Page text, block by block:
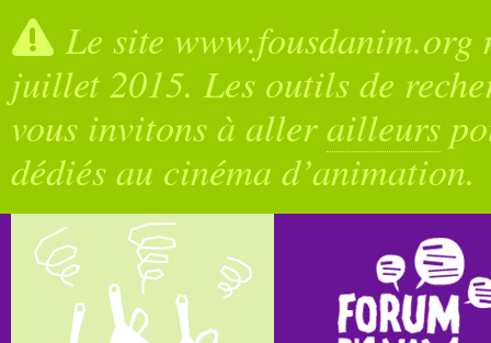
Le site
juillet 2015. Les outils de
vous invitons à allerailleurs
dédiés au cinéma d’animation.